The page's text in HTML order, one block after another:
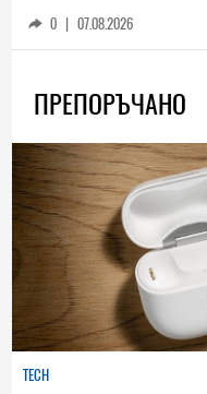
0 | 07.08.2026
ПРЕПОРЪЧАНО
TECH